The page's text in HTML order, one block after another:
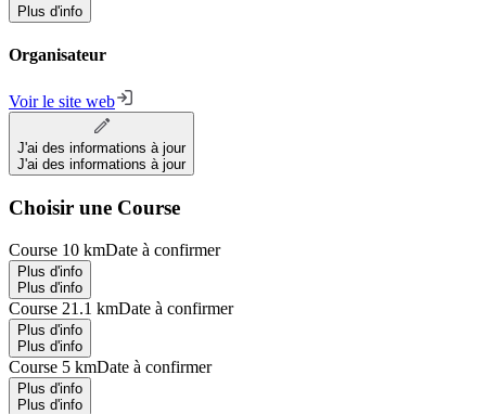
Plus d'info
Organisateur
Voir le site web
J'ai des informations à jour
J'ai des informations à jour
Choisir une Course
Course 10 kmDate à confirmer
Plus d'info
Plus d'info
Course 21.1 kmDate à confirmer
Plus d'info
Plus d'info
Course 5 kmDate à confirmer
Plus d'info
Plus d'info